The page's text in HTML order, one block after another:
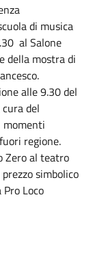
di musica
al Salone
della mostra di
alle 9.30 del
del
momenti
regione.
Zero al teatro
simbolico
Loco